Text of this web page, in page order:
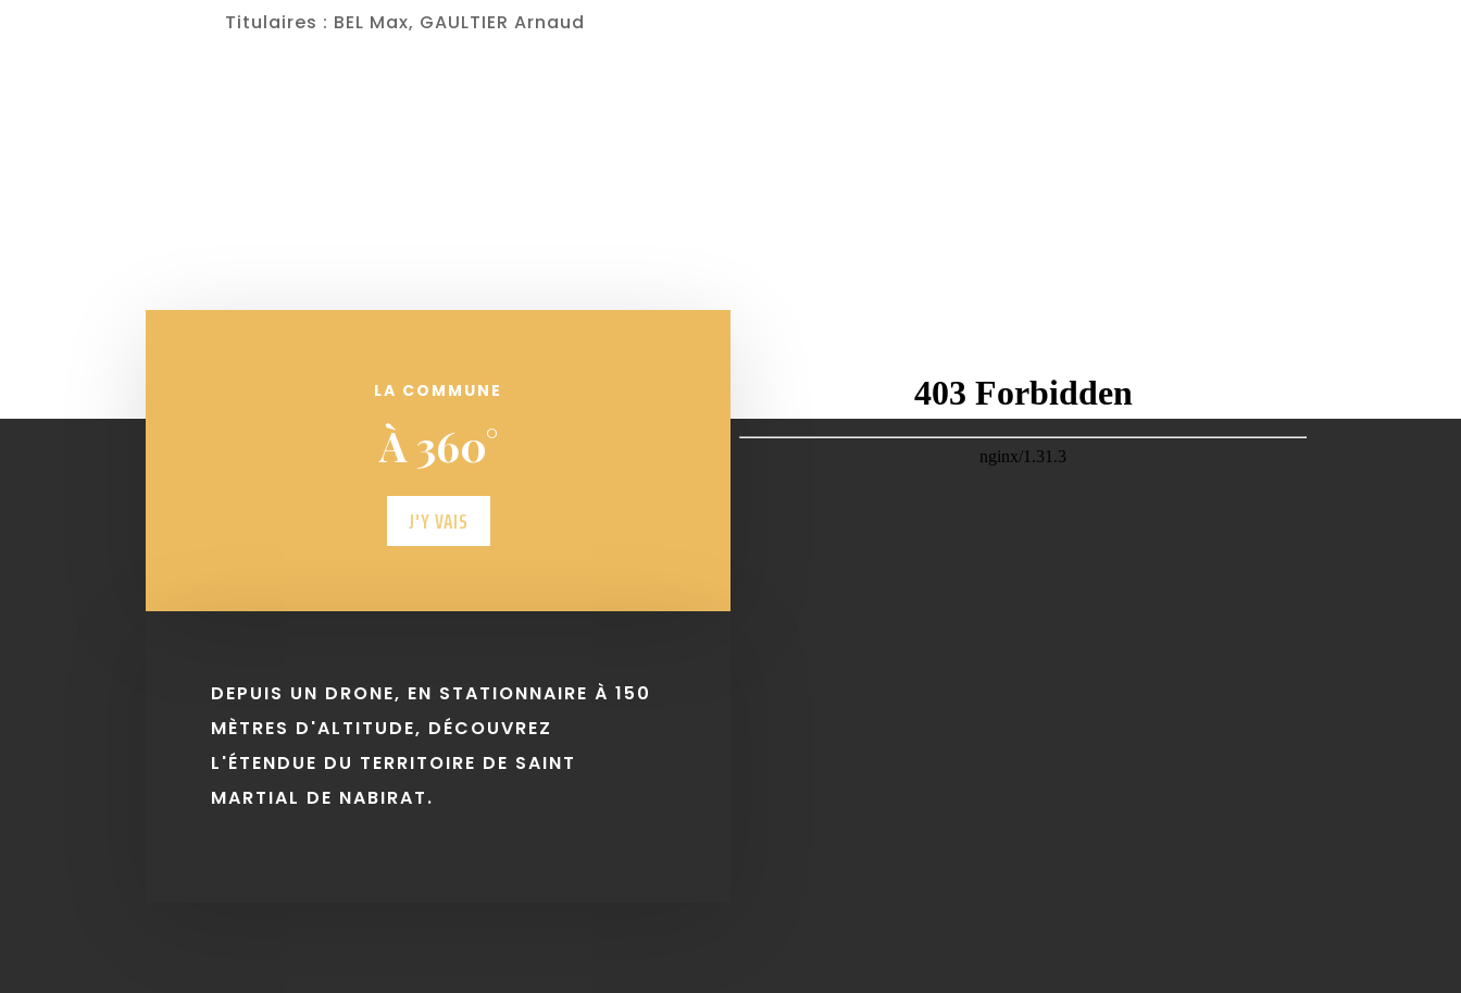
Titulaires : BEL Max, GAULTIER Arnaud
LA COMMUNE
À 360°
J'Y VAIS
DEPUIS UN DRONE, EN STATIONNAIRE À 150
MÈTRES D'ALTITUDE, DÉCOUVREZ
L'ÉTENDUE DU TERRITOIRE DE SAINT
MARTIAL DE NABIRAT.